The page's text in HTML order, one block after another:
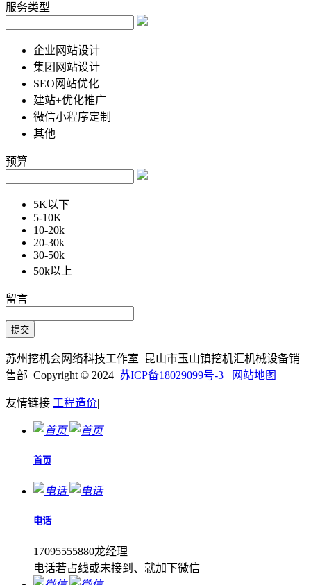
服务类型
企业网站设计
集团网站设计
SEO网站优化
建站+优化推广
微信小程序定制
其他
预算
5K以下
5-10K
10-20k
20-30k
30-50k
50k以上
留言
苏州挖机会网络科技工作室 昆山市玉山镇挖机汇机械设备销
售部 Copyright © 2024 苏ICP备18029099号-3 网站地图
友情链接 工程造价|
首页
电话
17095555880龙经理
电话若占线或未接到、就加下微信